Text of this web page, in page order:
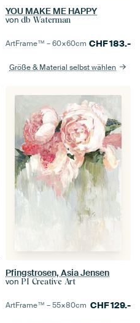
YOU MAKE ME HAPPY
von db Waterman
ArtFrame™ –60×60cm CHF183.-
Größe & Material selbst wählen
Pfingstrosen, Asia Jensen
von PI Creative Art
ArtFrame™ –55×80cm CHF129.-